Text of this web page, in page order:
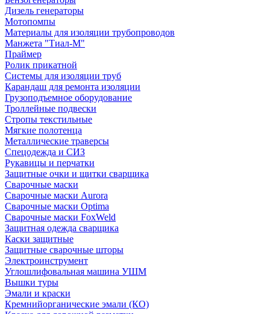
Дизель генераторы
Мотопомпы
Материалы для изоляции трубопроводов
Манжета "Тиал-М"
Праймер
Ролик прикатной
Системы для изоляции труб
Карандаш для ремонта изоляции
Грузоподъемное оборудование
Троллейные подвески
Стропы текстильные
Мягкие полотенца
Металлические траверсы
Спецодежда и СИЗ
Рукавицы и перчатки
Защитные очки и щитки сварщика
Сварочные маски
Сварочные маски Aurora
Сварочные маски Optima
Сварочные маски FoxWeld
Защитная одежда сварщика
Каски защитные
Защитные сварочные шторы
Электроинструмент
Углошлифовальная машина УШМ
Вышки туры
Эмали и краски
Кремнийорганические эмали (КО)